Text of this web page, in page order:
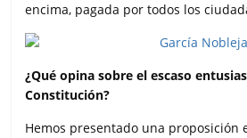
encima, pagada por todos los
¿Qué opina sobre el escaso
Constitución?
Hemos presentado una proposición